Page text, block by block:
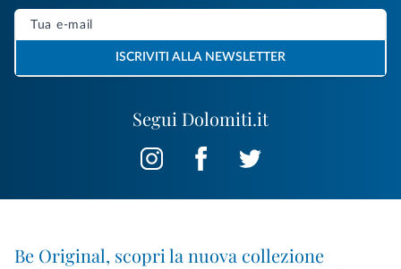
Segui Dolomiti.it
ISCRIVITI ALLA NEWSLETTER
Be Original, scopri la nuova collezione